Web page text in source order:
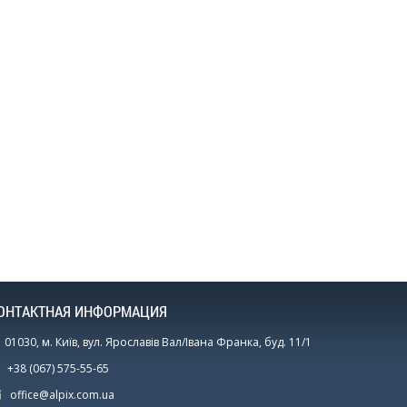
ИНФОРМАЦИЯ
01030, м. Київ, вул. Ярославів Вал/Івана Франка, буд. 11/1
+38 (067) 575-55-65
office@alpix.com.ua